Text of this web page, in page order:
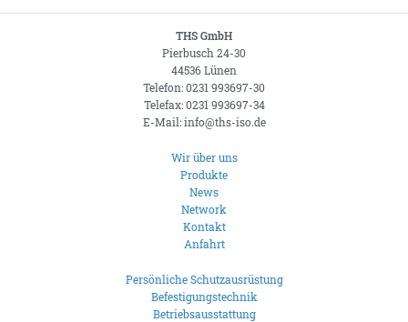
THS GmbH
Pierbusch 24-30
44536 Lünen
Telefon: 0231 993697-30
Telefax: 0231 993697-34
E-Mail: info@ths-iso.de
Wir über uns
Produkte
News
Network
Kontakt
Anfahrt
Persönliche Schutzausrüstung
Befestigungstechnik
Betriebsausstattung